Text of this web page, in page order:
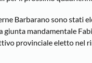
Barbarano sono stati
giunta mandamentale
provinciale eletto nel